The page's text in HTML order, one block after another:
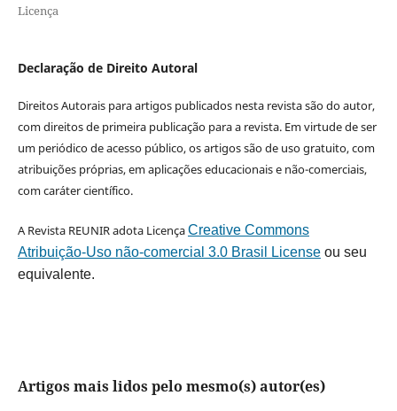
Licença
Declaração de Direito Autoral
Direitos Autorais para artigos publicados nesta revista são do autor,
com direitos de primeira publicação para a revista. Em virtude de ser
um periódico de acesso público, os artigos são de uso gratuito, com
atribuições próprias, em aplicações educacionais e não-comerciais,
com caráter científico.
A Revista REUNIR adota LicençaCreative Commons
Atribuição-Uso não-comercial 3.0 Brasil Licenseou seu
equivalente.
Artigos mais lidos pelo mesmo(s) autor(es)